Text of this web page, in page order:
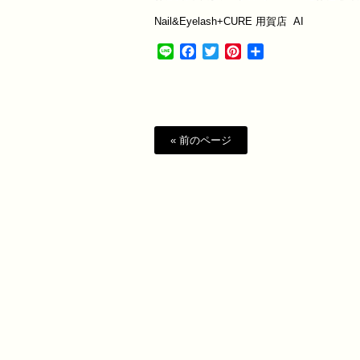
Nail&Eyelash+CURE 用賀店 AI
Line Facebook
TwitterPinterest
« 前のページ